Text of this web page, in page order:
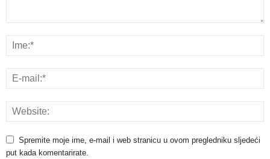
Spremite moje ime, e-mail i web stranicu u ovom pregledniku sljedeći
put kada komentarirate.